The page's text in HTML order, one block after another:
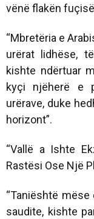
vënë flakën
“Mbretëria e
urërat lidhëse,
kishte ndërtuar
kyçi njëherë e
urërave, duke
horizont”.
“Vallë a Ishte
Rastësi Ose Një
“Taniështë
saudite, kishte